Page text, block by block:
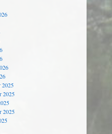
2025
2025
2025